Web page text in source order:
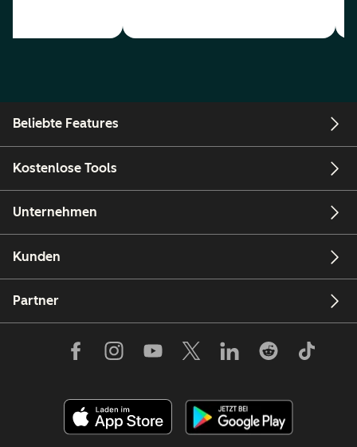
Beliebte Features
Kostenlose Tools
Unternehmen
Kunden
Partner